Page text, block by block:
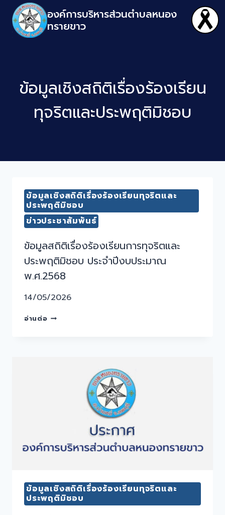
องค์การบริหารส่วนตำบลหนอง
ทรายขาว
ข้อมูลเชิงสถิติเรื่องร้องเรียน
ทุจริตและประพฤติมิชอบ
ข้อมูลเชิงสถิติเรื่องร้องเรียนทุจริตและ
ประพฤติมิชอบ
ข่าวประชาสัมพันธ์
ข้อมูลสถิติเรื่องร้องเรียนการทุจริตและ
ประพฤติมิชอบ ประจำปีงบประมาณ
พ.ศ.2568
14/05/2026
อ่านต่อ
ข้อมูลเชิงสถิติเรื่องร้องเรียนทุจริตและ
ประพฤติมิชอบ